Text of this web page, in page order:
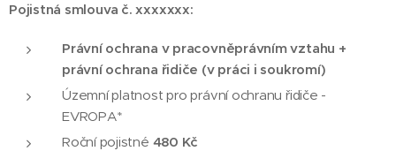
Pojistná smlouva č. xxxxxxx:
Právní ochrana v pracovněprávním vztahu +
právní ochrana řidiče (v práci i soukromí)
Územní platnost pro právní ochranu řidiče -
EVROPA*
Roční pojistné 480 Kč